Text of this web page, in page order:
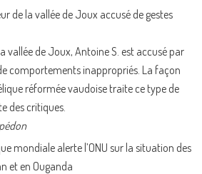
de la vallée de Joux accusé de gestes
vallée de Joux, Antoine S. est accusé par
comportements inappropriés. La façon
réformée vaudoise traite ce type de
des critiques.
mondiale alerte l’ONU sur la situation des
et en Ouganda